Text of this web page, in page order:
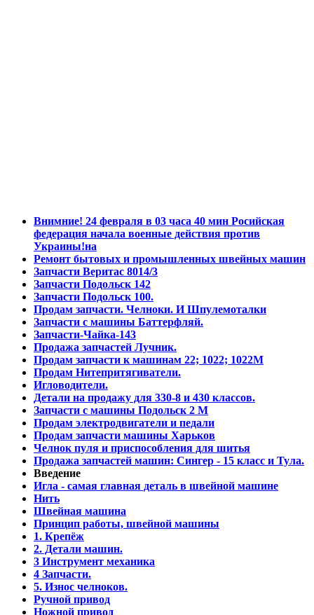
Внимние! 24 февраля в 03 часа 40 мин Росийская
федерация начала военные действия против
Украины!на
Ремонт бытовых и промышленных швейных машин
Запчасти Веритас 8014/3
Запчасти Подольск 142
Запчасти Подольск 100.
Продам запчасти. Челноки. И Шпулемоталки
Запчасти с машины Баттерфляй.
Запчасти-Чайка-143
Продажа запчастей Лучник.
Продам запчасти к машинам 22; 1022; 1022М
Продам Нитепритягиватели.
Игловодители.
Детали на продажу для 330-8 и 430 классов.
Запчасти с машины Подольск 2 М
Продам электродвигатели и педали
Продам запчасти машины Харьков
Челнок пуля и приспособления для шитья
Продажа запчастей машин: Сингер - 15 класс и Тула.
Введение
Игла - самая главная деталь в швейной машине
Нить
Швейная машина
Принцип работы, швейной машины
1. Крепёж
2. Детали машин.
3 Инструмент механика
4 Запчасти.
5. Износ челноков.
Ручной привод
Ножной привод